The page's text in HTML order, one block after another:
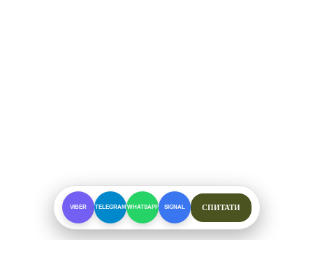
VIBER TELEGRAMWHATSAPP SIGNAL СПИТАТИ